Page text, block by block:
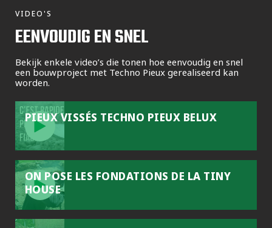
VIDEO'S
EENVOUDIG EN SNEL
Bekijk enkele video’s die tonen hoe eenvoudig en snel
een bouwproject met Techno Pieux gerealiseerd kan
worden.
PIEUX VISSÉS TECHNO PIEUX BELUX
ON POSE LES FONDATIONS DE LA TINY
HOUSE